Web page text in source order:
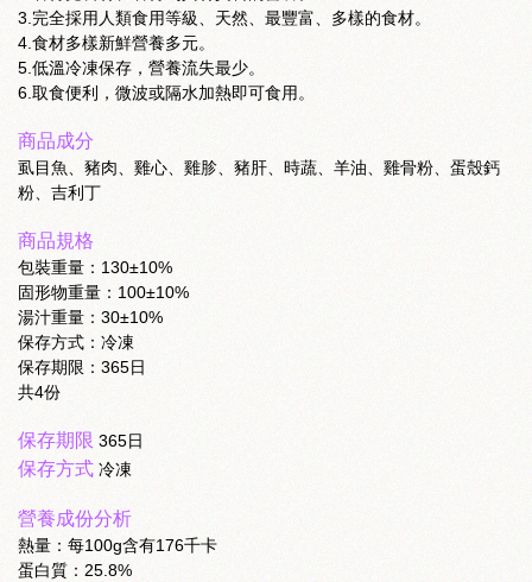
3.完全採用人類食用等級、天然、最豐富、多樣的食材。
4.食材多樣新鮮營養多元。
5.低溫冷凍保存，營養流失最少。
6.取食便利，微波或隔水加熱即可食用。
商品成分
虱目魚、豬肉、雞心、雞胗、豬肝、時蔬、羊油、雞骨粉、蛋殼鈣
粉、吉利丁
商品規格
包裝重量：130±10%
固形物重量：100±10%
湯汁重量：30±10%
保存方式：冷凍
保存期限：365日
共4份
保存期限 365日
保存方式 冷凍
營養成份分析
熱量：每100g含有176千卡
蛋白質：25.8%